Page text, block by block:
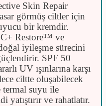
Skin Repair
görmüş ciltler için
bir kremdir.
Restore™ ve
iyileşme sürecini
SPF 50
UV ışınlarına karşı
ciltte oluşabilecek
termal suyu ile
ve rahatlatır.